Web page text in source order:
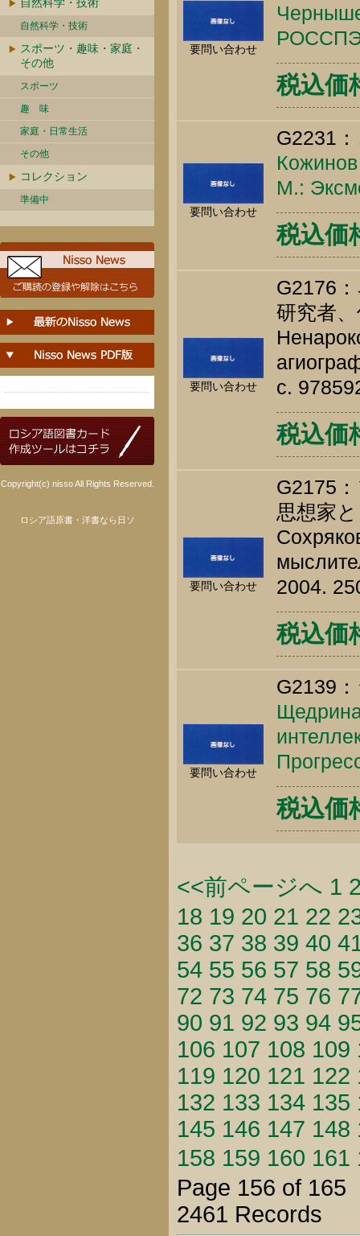
自然科学・技術
スポーツ・趣味・家庭・
その他
スポーツ
趣 味
家庭・日常生活
その他
コレクション
準備中
Copyright(c) nisso All Rights Reserved.
ロシア語原書・洋書なら日ソ
要問い合わせ
税込価
要問い合わせ
G2231：
М.:
税込価
要問い合わせ
G2176
研究者
c.
税込価
要問い合わせ
G2175
思想家
2004.
税込価
要問い合わせ
G2139：
税込価
<<前ページへ 1
18 19 20 21 22
36 37 38 39 40
54 55 56 57 58
72 73 74 75 76
90 91 92 93 94
106 107 108 109
119 120 121 122
132 133 134 135
145 146 147 148
158 159 160 161
Page 156 of 165
2461 Records